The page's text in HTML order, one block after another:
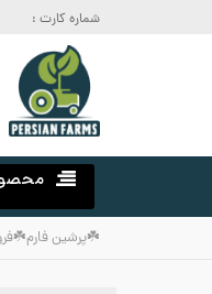
شماره کارت :
☘️پرشین